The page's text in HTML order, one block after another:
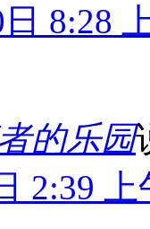
8:28
的乐园
2:39 上